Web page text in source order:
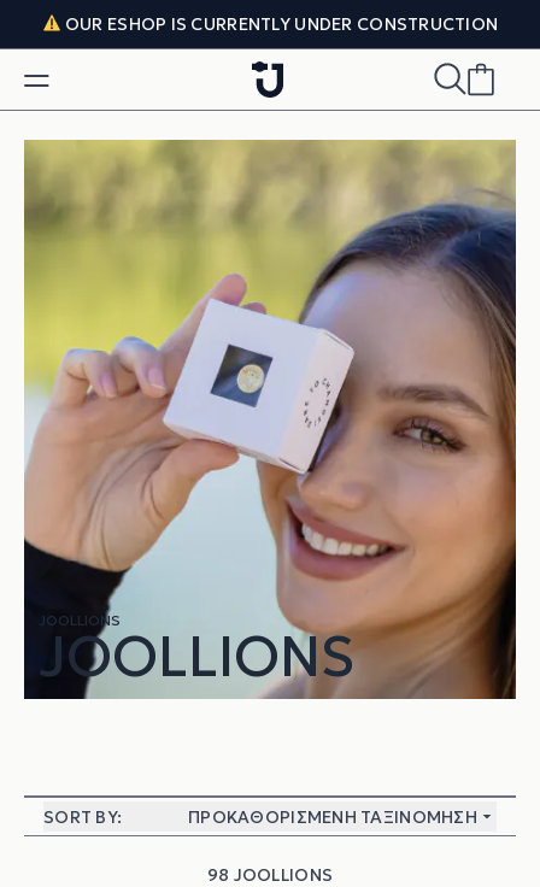
Skip to content
OUR ESHOP IS CURRENTLY UNDER CONSTRUCTION
JOOLLIONS
JOOLLIONS
SORT BY: ΠΡΟΚΑΘΟΡΙΣΜΈΝΗ ΤΑΞΙΝΌΜΗΣΗ
98 JOOLLIONS